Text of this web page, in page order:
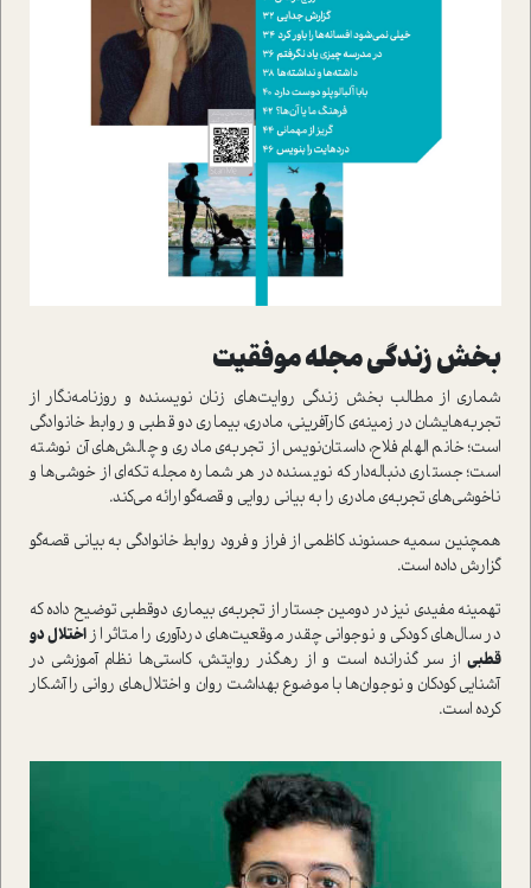
بخش زندگي مجله موفقيت
شماري از مطالب بخش زندگي روايت‌هاي زنان نويسنده و روزنامه‌نگار از
تجربه‌هايشان در زمينه‌ي کارآفريني، مادري، بيماري دو قطبي و روابط خانوادگي
است؛ خانم‌ الهام فلاح، داستان‌نويس از تجربه‌ي مادري و چالش‌هاي آن نوشته
است؛ جستاري دنباله‌دار که نويسنده در هر شماره مجله تکه‌اي از خوشي‌ها و
ناخوشي‌هاي تجربه‌ي مادري را به بياني روايي و قصه‌گو ارائه مي‌کند.
همچنين سميه حسنوند کاظمي از فراز و فرود روابط خانوادگي به بياني قصه‌گو
گزارش داده است.
تهمينه مفيدي نيز در دومين جستار از تجربه‌ي بيماري دوقطبي توضيح داده که
در سال‌هاي کودکي و نوجواني چقدر موقعيت‌هاي دردآوري را متاثر از اختلال دو
قطبي از سر گذرانده است و از رهگذر روايتش، کاستي‌ها نظام آموزشي در
آشنايي کودکان و نوجوان‌ها با موضوع بهداشت روان و اختلال‌هاي رواني را آشکار
کرده است.